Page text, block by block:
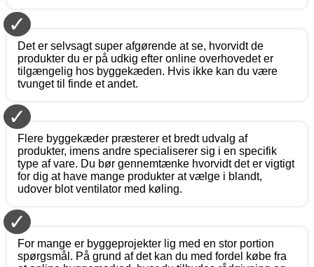
✓
Det er selvsagt super afgørende at se, hvorvidt de
produkter du er på udkig efter online overhovedet er
tilgængelig hos byggekæden. Hvis ikke kan du være
tvunget til finde et andet.
✓
Flere byggekæder præsterer et bredt udvalg af
produkter, imens andre specialiserer sig i en specifik
type af vare. Du bør gennemtænke hvorvidt det er vigtigt
for dig at have mange produkter at vælge i blandt,
udover blot ventilator med køling.
✓
For mange er byggeprojekter lig med en stor portion
spørgsmål. På grund af det kan du med fordel købe fra